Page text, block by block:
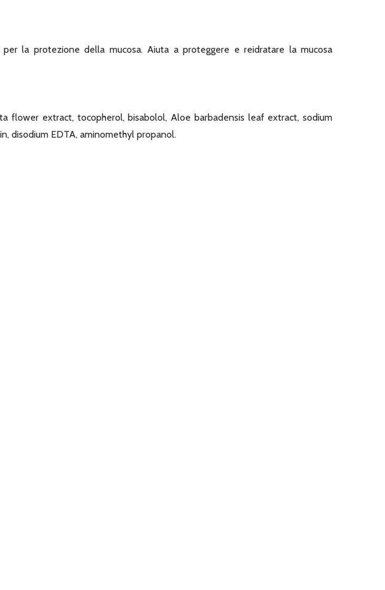
la protezione della mucosa. Aiuta a proteggere e reidratare la mucosa
flower extract, tocopherol, bisabolol, Aloe barbadensis leaf extract, sodium
disodium EDTA, aminomethyl propanol.